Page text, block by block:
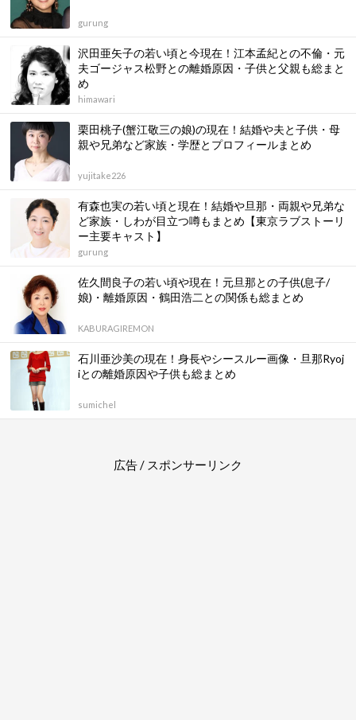
gurung
沢田亜矢子の若い頃と今現在！江本孟紀との不倫・元
夫ゴージャス松野との離婚原因・子供と父親も総まと
め
himawari
栗田桃子(蟹江敬三の娘)の現在！結婚や夫と子供・母
親や兄弟など家族・学歴とプロフィールまとめ
yujitake226
有森也実の若い頃と現在！結婚や旦那・両親や兄弟な
ど家族・しわが目立つ噂もまとめ【東京ラブストーリ
ー主要キャスト】
gurung
佐久間良子の若い頃や現在！元旦那との子供(息子/
娘)・離婚原因・鶴田浩二との関係も総まとめ
KABURAGIREMON
石川亜沙美の現在！身長やシースルー画像・旦那Ryoj
iとの離婚原因や子供も総まとめ
sumichel
広告 / スポンサーリンク